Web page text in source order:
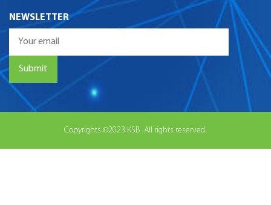
NEWSLETTER
Copyrights ©2023 KSB. All rights reserved.